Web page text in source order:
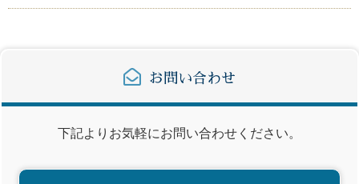
お問い合わせ
下記よりお気軽にお問い合わせください。